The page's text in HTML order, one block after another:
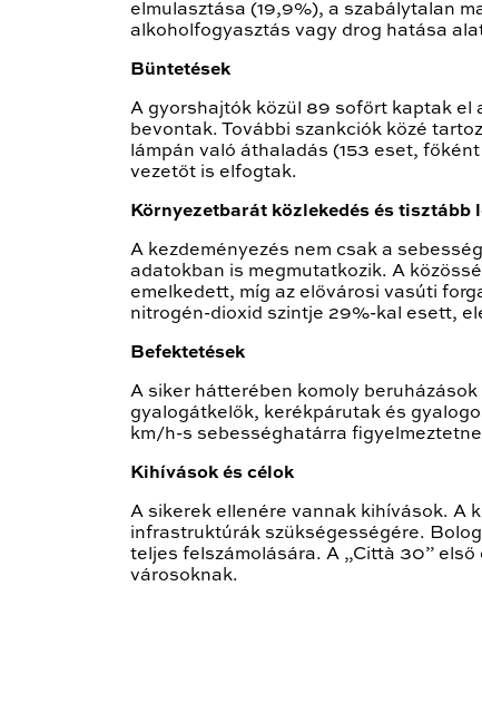
elmulasztása (19,9%), a szabálytalan
alkoholfogyasztás vagy drog hatása
Büntetések
A gyorshajtók közül 89 sofőrt kaptak el
bevontak. További szankciók közé
lámpán való áthaladás (153 eset,
vezetőt is elfogtak.
Környezetbarát közlekedés és tisztább
A kezdeményezés nem csak a
adatokban is megmutatkozik. A
emelkedett, míg az elővárosi vasúti
nitrogén-dioxid szintje 29%-kal esett,
Befektetések
A siker hátterében komoly
gyalogátkelők, kerékpárutak és
km/h-s sebességhatárra
Kihívások és célok
A sikerek ellenére vannak kihívások. A
infrastruktúrák szükségességére.
teljes felszámolására. A „Città 30”
városoknak.